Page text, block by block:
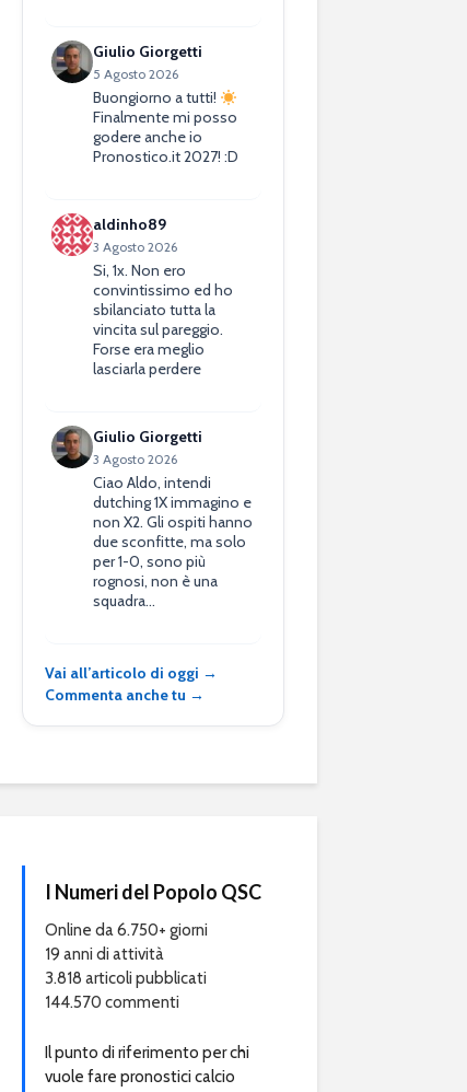
Giulio Giorgetti
5 Agosto 2026
Buongiorno a tutti!
Finalmente mi posso
godere anche io
Pronostico.it 2027! :D
aldinho89
3 Agosto 2026
Si, 1x. Non ero
convintissimo ed ho
sbilanciato tutta la
vincita sul pareggio.
Forse era meglio
lasciarla perdere
Giulio Giorgetti
3 Agosto 2026
Ciao Aldo, intendi
dutching 1X immagino e
non X2. Gli ospiti hanno
due sconfitte, ma solo
per 1-0, sono più
rognosi, non è una
squadra…
Vai all’articolo di oggi →
Commenta anche tu →
I Numeri del Popolo QSC
Online da 6.750+ giorni
19 anni di attività
3.818 articoli pubblicati
144.570 commenti
Il punto di riferimento per chi
vuole fare pronostici calcio